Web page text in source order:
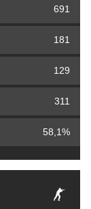
691
181
129
311
58,1%